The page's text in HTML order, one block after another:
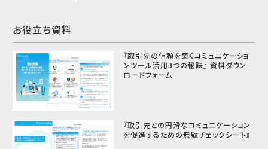
お役立ち資料
『取引先の信頼を築くコミュニケーショ
ンツール活用3つの秘訣』 資料ダウン
ロードフォーム
『取引先との円滑なコミュニケーション
を促進するための無駄チェックシート』